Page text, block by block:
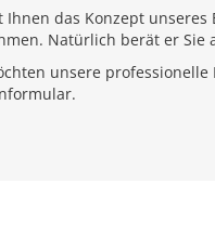
Ihnen das Konzept
Natürlich berät er Sie
unsere